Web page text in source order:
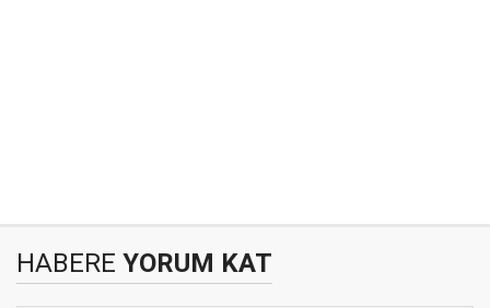
HABERE YORUM KAT